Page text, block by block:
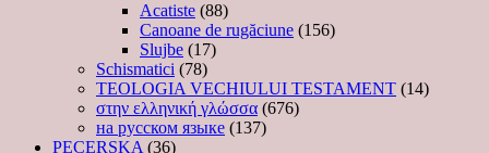
Acatiste (88)
Canoane de rugăciune (156)
Slujbe (17)
Schismatici (78)
TEOLOGIA VECHIULUI TESTAMENT (14)
στην ελληνική γλώσσα (676)
на русском языке (137)
PECERSKA (36)